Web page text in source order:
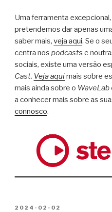
Uma ferramenta
pretendemos dar apenas
saber mais, veja aqui. Se o
centra nos podcasts e
sociais, existe uma versão
Cast. Veja aquimais sobre
mais ainda sobre o WaveLab
a conhecer mais sobre as
connosco.
PUBLICADO
2024-02-02